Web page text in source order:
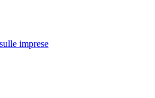
imprese